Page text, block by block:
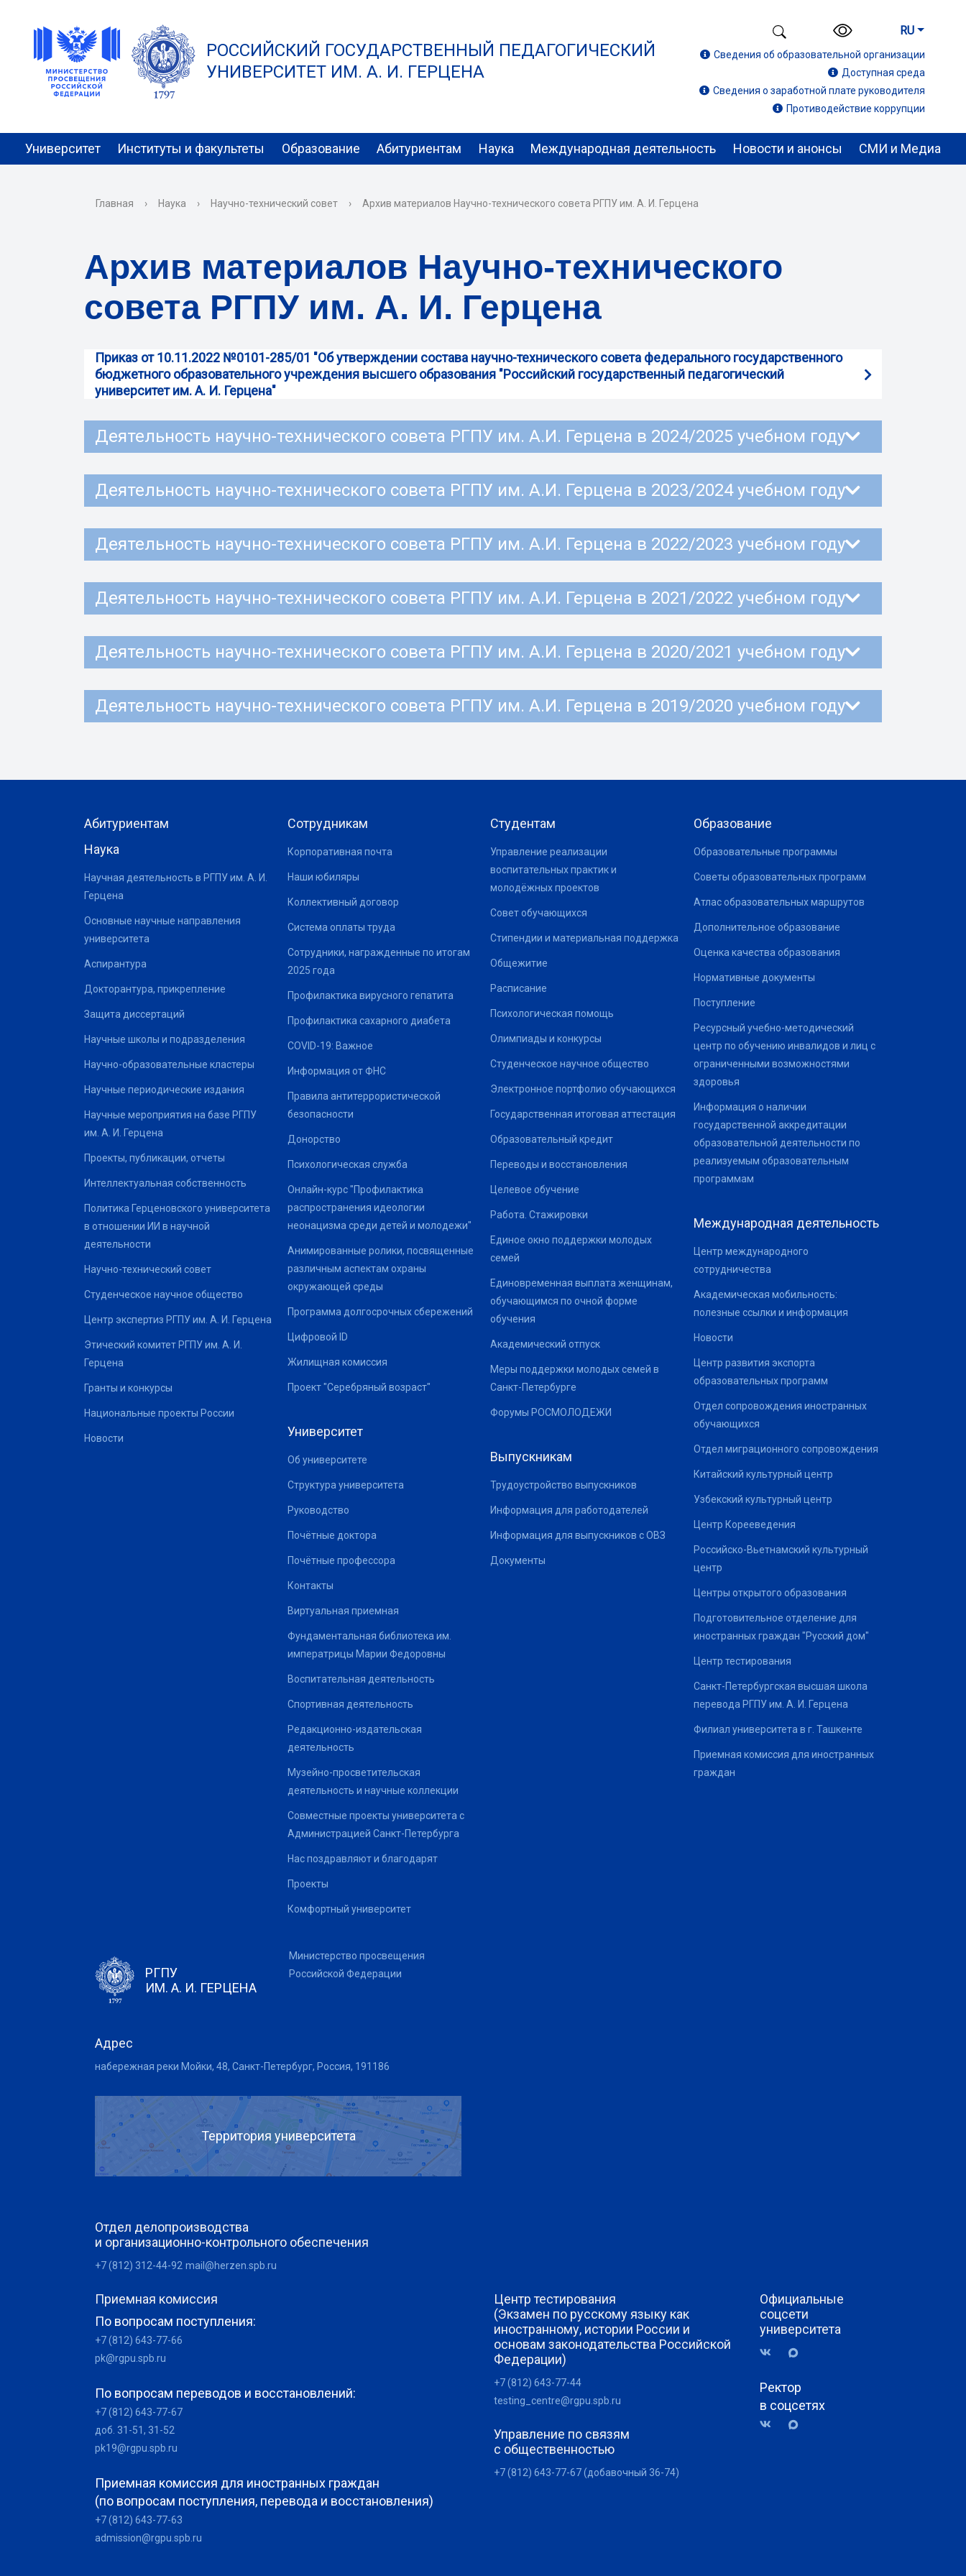
РОССИЙСКИЙ ГОСУДАРСТВЕННЫЙ ПЕДАГОГИЧЕСКИЙ
УНИВЕРСИТЕТ ИМ. А. И. ГЕРЦЕНА
RU
Сведения об образовательной организации
Доступная среда
Сведения о заработной плате руководителя
Противодействие коррупции
Университет Институты и факультеты Образование Абитуриентам Наука Международная деятельность Новости и анонсы СМИ и Медиа
Главная › Наука › Научно-технический совет › Архив материалов Научно-технического совета РГПУ им. А. И. Герцена
Архив материалов Научно-технического
совета РГПУ им. А. И. Герцена
Приказ от 10.11.2022 №0101-285/01 "Об утверждении состава научно-технического совета федерального государственного
бюджетного образовательного учреждения высшего образования "Российский государственный педагогический
университет им. А. И. Герцена"
Деятельность научно-технического совета РГПУ им. А.И. Герцена в 2024/2025 учебном году
Деятельность научно-технического совета РГПУ им. А.И. Герцена в 2023/2024 учебном году
Деятельность научно-технического совета РГПУ им. А.И. Герцена в 2022/2023 учебном году
Деятельность научно-технического совета РГПУ им. А.И. Герцена в 2021/2022 учебном году
Деятельность научно-технического совета РГПУ им. А.И. Герцена в 2020/2021 учебном году
Деятельность научно-технического совета РГПУ им. А.И. Герцена в 2019/2020 учебном году
Абитуриентам
Наука
Научная деятельность в РГПУ им. А. И.
Герцена
Основные научные направления
университета
Аспирантура
Докторантура, прикрепление
Защита диссертаций
Научные школы и подразделения
Научно-образовательные кластеры
Научные периодические издания
Научные мероприятия на базе РГПУ
им. А. И. Герцена
Проекты, публикации, отчеты
Интеллектуальная собственность
Политика Герценовского университета
в отношении ИИ в научной
деятельности
Научно-технический совет
Студенческое научное общество
Центр экспертиз РГПУ им. А. И. Герцена
Этический комитет РГПУ им. А. И.
Герцена
Гранты и конкурсы
Национальные проекты России
Новости
Сотрудникам
Корпоративная почта
Наши юбиляры
Коллективный договор
Система оплаты труда
Сотрудники, награжденные по итогам
2025 года
Профилактика вирусного гепатита
Профилактика сахарного диабета
COVID-19: Важное
Информация от ФНС
Правила антитеррористической
безопасности
Донорство
Психологическая служба
Онлайн-курс "Профилактика
распространения идеологии
неонацизма среди детей и молодежи"
Анимированные ролики, посвященные
различным аспектам охраны
окружающей среды
Программа долгосрочных сбережений
Цифровой ID
Жилищная комиссия
Проект "Серебряный возраст"
Университет
Об университете
Структура университета
Руководство
Почётные доктора
Почётные профессора
Контакты
Виртуальная приемная
Фундаментальная библиотека им.
императрицы Марии Федоровны
Воспитательная деятельность
Спортивная деятельность
Редакционно-издательская
деятельность
Музейно-просветительская
деятельность и научные коллекции
Совместные проекты университета с
Администрацией Санкт-Петербурга
Нас поздравляют и благодарят
Проекты
Комфортный университет
Студентам
Управление реализации
воспитательных практик и
молодёжных проектов
Совет обучающихся
Стипендии и материальная поддержка
Общежитие
Расписание
Психологическая помощь
Олимпиады и конкурсы
Студенческое научное общество
Электронное портфолио обучающихся
Государственная итоговая аттестация
Образовательный кредит
Переводы и восстановления
Целевое обучение
Работа. Стажировки
Единое окно поддержки молодых
семей
Единовременная выплата женщинам,
обучающимся по очной форме
обучения
Академический отпуск
Меры поддержки молодых семей в
Санкт-Петербурге
Форумы РОСМОЛОДЕЖИ
Выпускникам
Трудоустройство выпускников
Информация для работодателей
Информация для выпускников с ОВЗ
Документы
Образование
Образовательные программы
Советы образовательных программ
Атлас образовательных маршрутов
Дополнительное образование
Оценка качества образования
Нормативные документы
Поступление
Ресурсный учебно-методический
центр по обучению инвалидов и лиц с
ограниченными возможностями
здоровья
Информация о наличии
государственной аккредитации
образовательной деятельности по
реализуемым образовательным
программам
Международная деятельность
Центр международного
сотрудничества
Академическая мобильность:
полезные ссылки и информация
Новости
Центр развития экспорта
образовательных программ
Отдел сопровождения иностранных
обучающихся
Отдел миграционного сопровождения
Китайский культурный центр
Узбекский культурный центр
Центр Корееведения
Российско-Вьетнамский культурный
центр
Центры открытого образования
Подготовительное отделение для
иностранных граждан "Русский дом"
Центр тестирования
Санкт-Петербургская высшая школа
перевода РГПУ им. А. И. Герцена
Филиал университета в г. Ташкенте
Приемная комиссия для иностранных
граждан
РГПУ
ИМ. А. И. ГЕРЦЕНА
Министерство просвещения
Российской Федерации
Адрес
набережная реки Мойки, 48, Санкт-Петербург, Россия, 191186
Территория университета
Отдел делопроизводства
и организационно-контрольного обеспечения
+7 (812) 312-44-92 mail@herzen.spb.ru
Приемная комиссия
По вопросам поступления:
+7 (812) 643-77-66
pk@rgpu.spb.ru
По вопросам переводов и восстановлений:
+7 (812) 643-77-67
доб. 31-51, 31-52
pk19@rgpu.spb.ru
Приемная комиссия для иностранных граждан
(по вопросам поступления, перевода и восстановления)
+7 (812) 643-77-63
admission@rgpu.spb.ru
Центр тестирования
(Экзамен по русскому языку как
иностранному, истории России и
основам законодательства Российской
Федерации)
+7 (812) 643-77-44
testing_centre@rgpu.spb.ru
Управление по связям
с общественностью
+7 (812) 643-77-67 (добавочный 36-74)
Официальные
соцсети
университета
Ректор
в соцсетях